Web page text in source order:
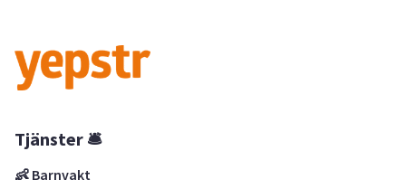
Tjänster 🛎
👶 Barnvakt